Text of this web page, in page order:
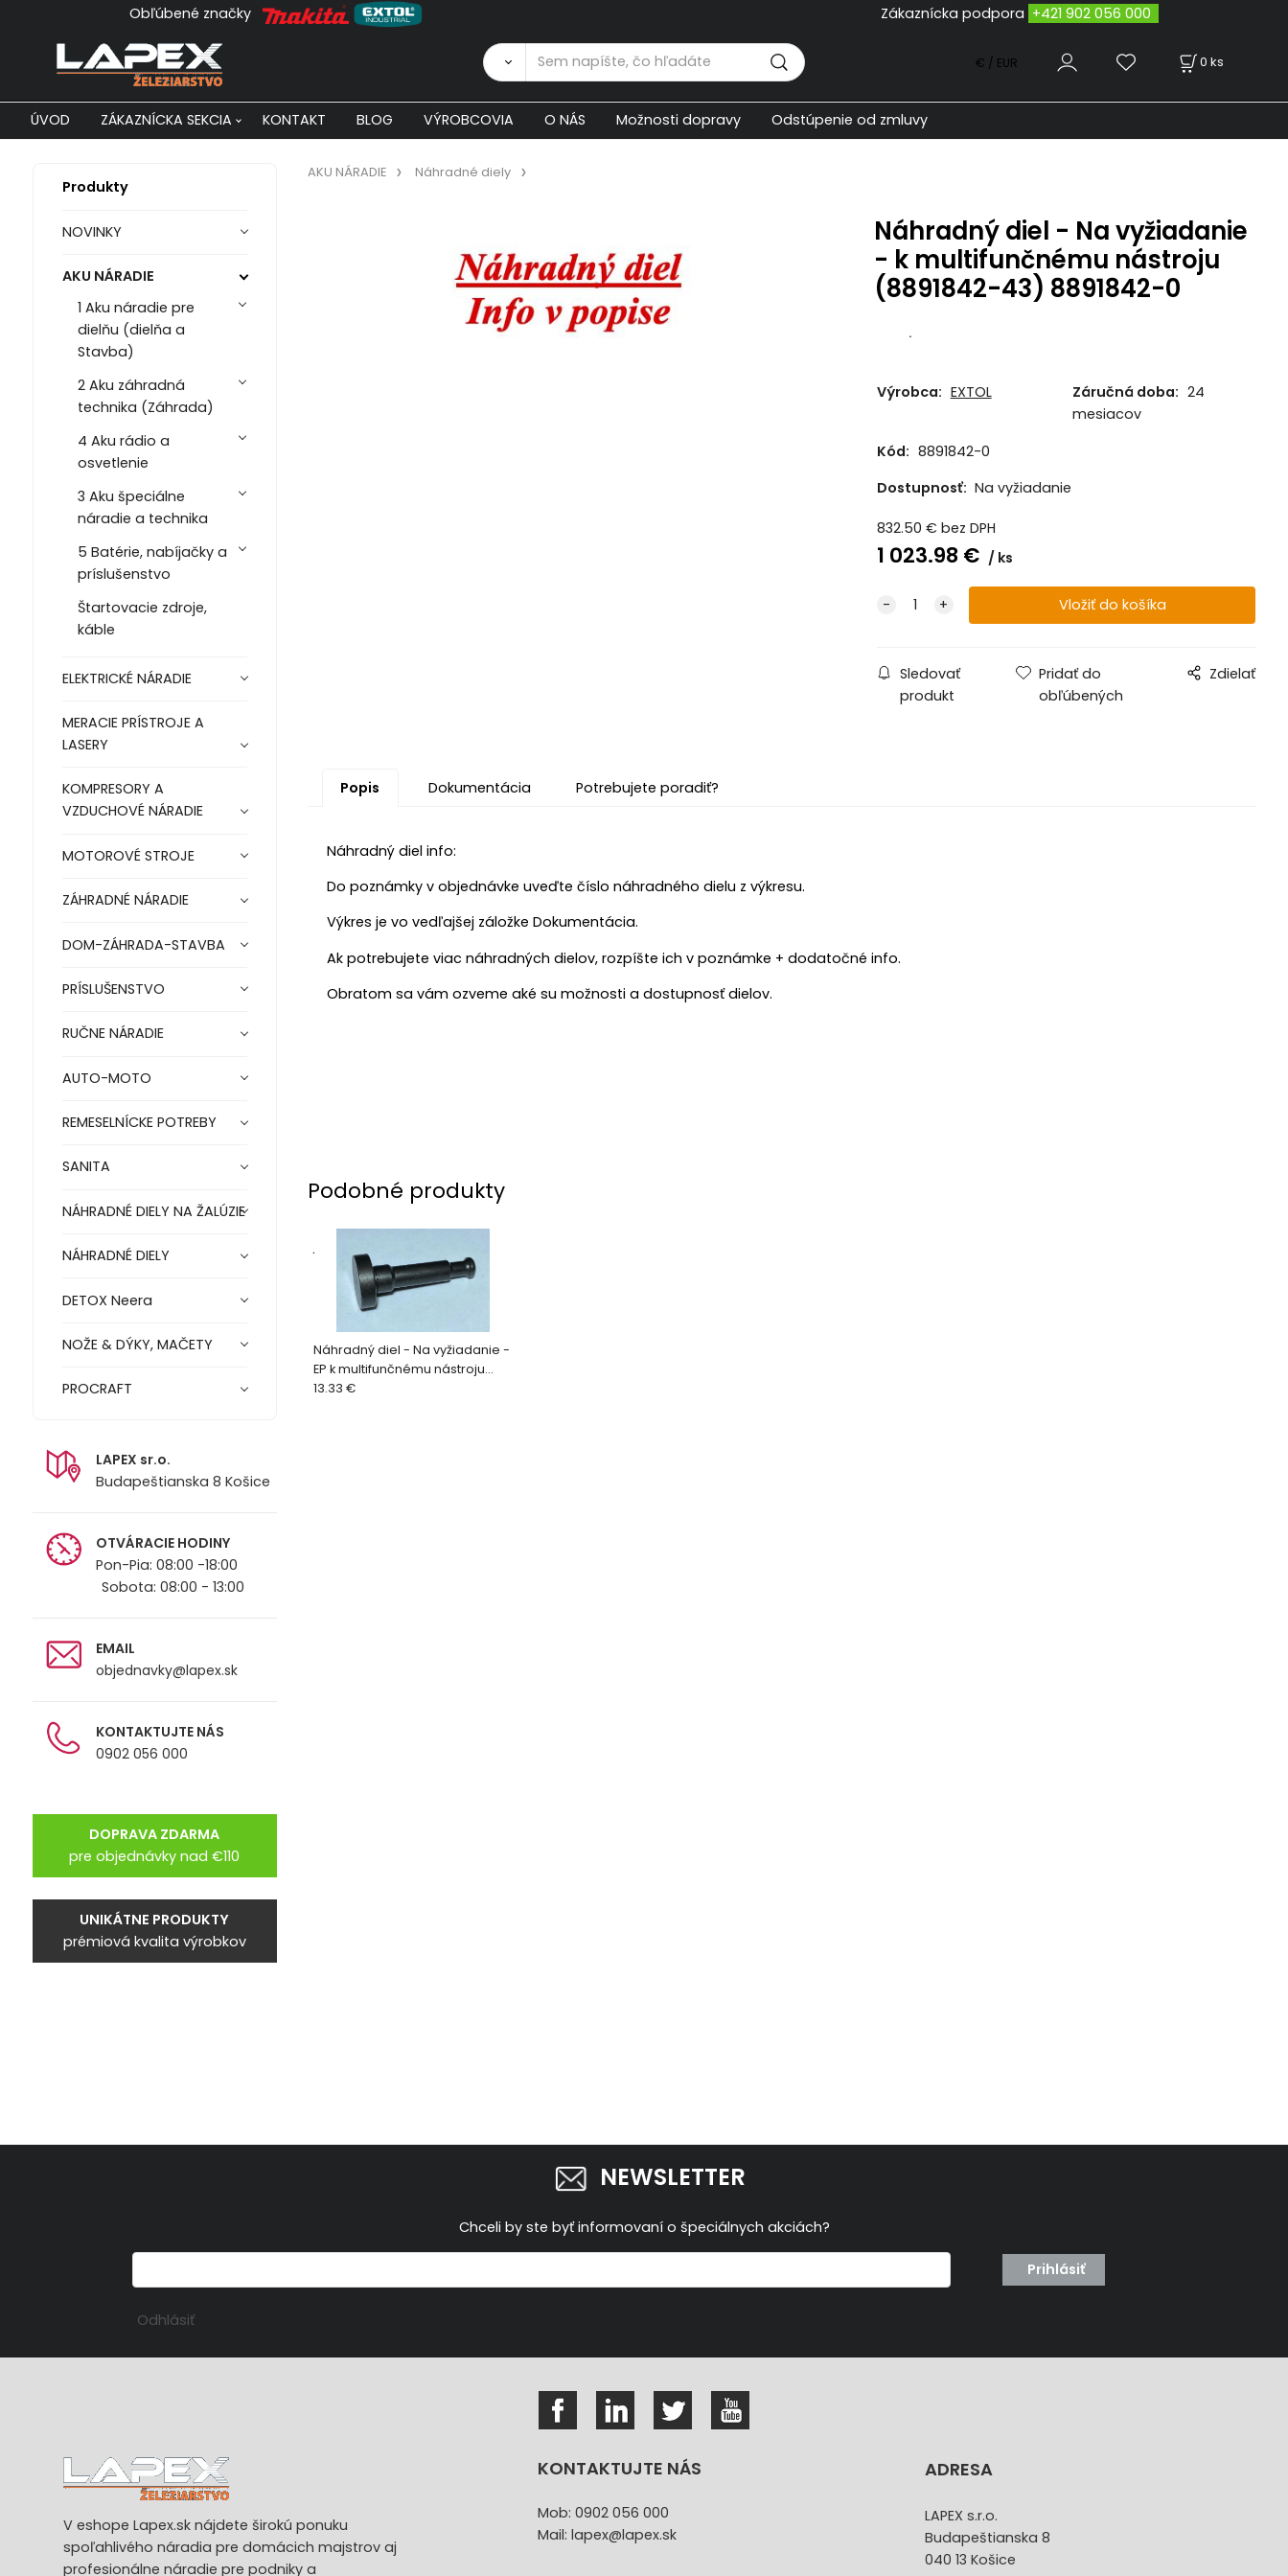
Obľúbené značky Zákaznícka podpora +421 902 056 000
0 ks
€ / EUR
ÚVOD ZÁKAZNÍCKA SEKCIA KONTAKT BLOG VÝROBCOVIA O NÁS Možnosti dopravy Odstúpenie od zmluvy
Produkty
NOVINKY
AKU NÁRADIE
1 Aku náradie pre
dielňu (dielňa a
Stavba)
2 Aku záhradná
technika (Záhrada)
4 Aku rádio a
osvetlenie
3 Aku špeciálne
náradie a technika
5 Batérie, nabíjačky a
príslušenstvo
Štartovacie zdroje,
káble
ELEKTRICKÉ NÁRADIE
MERACIE PRÍSTROJE A
LASERY
KOMPRESORY A
VZDUCHOVÉ NÁRADIE
MOTOROVÉ STROJE
ZÁHRADNÉ NÁRADIE
DOM-ZÁHRADA-STAVBA
PRÍSLUŠENSTVO
RUČNE NÁRADIE
AUTO-MOTO
REMESELNÍCKE POTREBY
SANITA
NÁHRADNÉ DIELY NA ŽALÚZIE
NÁHRADNÉ DIELY
DETOX Neera
NOŽE & DÝKY, MAČETY
PROCRAFT
LAPEX sr.o.
Budapeštianska 8 Košice
OTVÁRACIE HODINY
Pon-Pia: 08:00 -18:00
Sobota: 08:00 - 13:00
EMAIL
objednavky@lapex.sk
KONTAKTUJTE NÁS
0902 056 000
DOPRAVA ZDARMA
pre objednávky nad €110
UNIKÁTNE PRODUKTY
prémiová kvalita výrobkov
AKU NÁRADIE Náhradné diely
Náhradný diel - Na vyžiadanie
- k multifunčnému nástroju
(8891842-43) 8891842-0
.
Výrobca: EXTOL Záručná doba: 24
mesiacov
Kód: 8891842-0
Dostupnosť: Na vyžiadanie
832.50 € bez DPH
1 023.98 € ks
Sledovať
produkt
Pridať do
obľúbených
Zdielať
Popis Dokumentácia Potrebujete poradiť?
Náhradný diel info:
Do poznámky v objednávke uveďte číslo náhradného dielu z výkresu.
Výkres je vo vedľajšej záložke Dokumentácia.
Ak potrebujete viac náhradných dielov, rozpíšte ich v poznámke + dodatočné info.
Obratom sa vám ozveme aké su možnosti a dostupnosť dielov.
Podobné produkty
Náhradný diel - Na vyžiadanie -
EP k multifunčnému nástroju
(8891842-43) 8891842-7
.
13.33 €
NEWSLETTER
Chceli by ste byť informovaní o špeciálnych akciách?
Prihlásiť
Odhlásiť
V eshope Lapex.sk nájdete širokú ponuku
spoľahlivého náradia pre domácich majstrov aj
profesionálne náradie pre podniky a
KONTAKTUJTE NÁS
Mob: 0902 056 000
Mail: lapex@lapex.sk
ADRESA
LAPEX s.r.o.
Budapeštianska 8
040 13 Košice